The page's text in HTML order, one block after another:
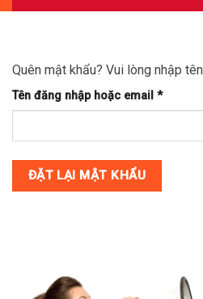
Quên mật khẩu? Vui lòng nhập
Tên đăng nhập hoặc email *Bắt
buộc
ĐẶT LẠI MẬT KHẨU